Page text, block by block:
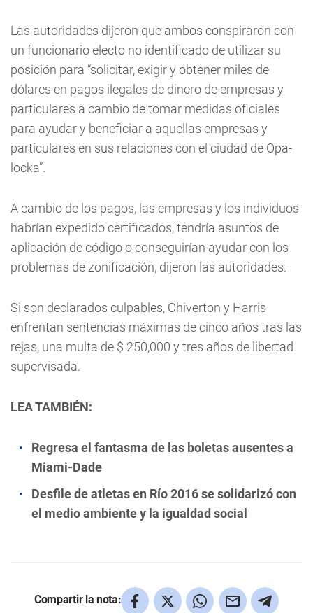
Las autoridades dijeron que ambos conspiraron con
un funcionario electo no identificado de utilizar su
posición para “solicitar, exigir y obtener miles de
dólares en pagos ilegales de dinero de empresas y
particulares a cambio de tomar medidas oficiales
para ayudar y beneficiar a aquellas empresas y
particulares en sus relaciones con el ciudad de Opa-
locka”.
A cambio de los pagos, las empresas y los individuos
habrían expedido certificados, tendría asuntos de
aplicación de código o conseguirían ayudar con los
problemas de zonificación, dijeron las autoridades.
Si son declarados culpables, Chiverton y Harris
enfrentan sentencias máximas de cinco años tras las
rejas, una multa de $ 250,000 y tres años de libertad
supervisada.
LEA TAMBIÉN:
Regresa el fantasma de las boletas ausentes a
Miami-Dade
Desfile de atletas en Río 2016 se solidarizó con
el medio ambiente y la igualdad social
Compartir la nota: